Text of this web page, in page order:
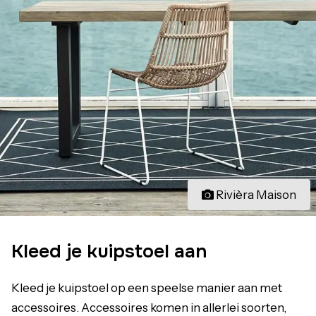
Rivièra Maison
Kleed je kuipstoel aan
Kleed je kuipstoel op een speelse manier aan met
accessoires. Accessoires komen in allerlei soorten,